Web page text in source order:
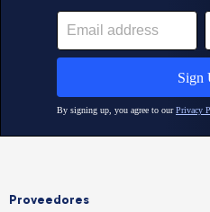
Proveedores